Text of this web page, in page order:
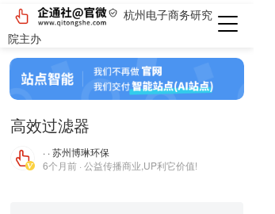
杭州电子商务研究
院主办
高效过滤器
· · 苏州博琳环保
6个月前 · 公益传播商业,UP利它价值!